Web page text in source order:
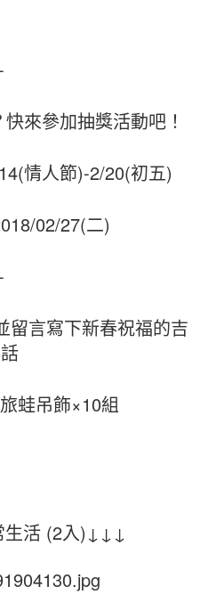
-
來參加抽獎活動吧！
情人節)-2/20(初五)
02/27(二)
-
留言寫下新春祝福的吉
蛙吊飾×10組
生活 (2入)↓ ↓ ↓